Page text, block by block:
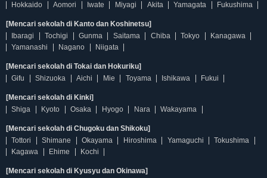
Hokkaido
Aomori Iwate Miyagi Akita Yamagata Fukushima
[Mencari sekolah di Kanto dan Koshinetsu]
Ibaragi
Tochigi Gunma Saitama Chiba Tokyo
Kanagawa
Yamanashi
Nagano Niigata
[Mencari sekolah di Tokai dan Hokuriku]
Gifu
Shizuoka Aichi Mie Toyama Ishikawa Fukui
[Mencari sekolah di Kinki]
Shiga
Kyoto Osaka Hyogo Nara Wakayama
[Mencari sekolah di Chugoku dan Shikoku]
Tottori
Shimane Okayama Hiroshima Yamaguchi
Tokushima
Kagawa
Ehime Kochi
[Mencari sekolah di Kyusyu dan Okinawa]